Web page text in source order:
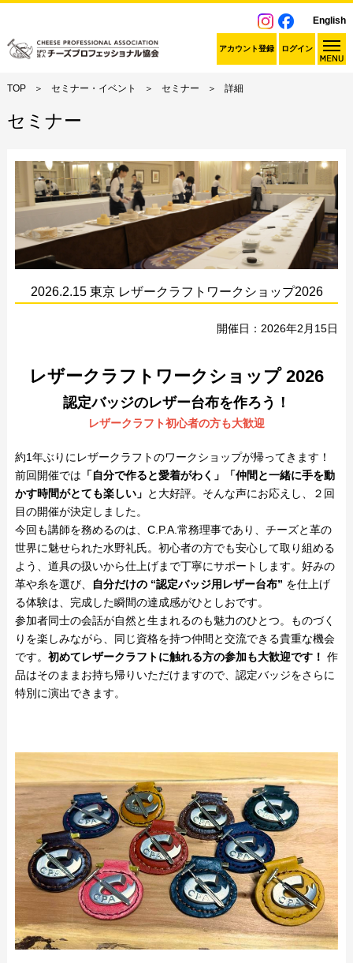
English
アカウント登録 ログイン
TOP セミナー・イベント セミナー 詳細
セミナー
2026.2.15 東京 レザークラフトワークショップ2026
開催日：2026年2月15日
レザークラフトワークショップ 2026
認定バッジのレザー台布を作ろう！
レザークラフト初心者の方も大歓迎
約1年ぶりにレザークラフトのワークショップが帰ってきます！
前回開催では 「自分で作ると愛着がわく」「仲間と一緒に手を動
かす時間がとても楽しい」 と大好評。そんな声にお応えし、２回
目の開催が決定しました。
今回も講師を務めるのは、C.P.A.常務理事であり、チーズと革の
世界に魅せられた水野礼氏。初心者の方でも安心して取り組める
よう、道具の扱いから仕上げまで丁寧にサポートします。好みの
革や糸を選び、
自分だけの “認定バッジ用レザー台布” を仕上げ
る体験は、完成した瞬間の達成感がひとしおです。
参加者同士の会話が自然と生まれるのも魅力のひとつ。ものづく
りを楽しみながら、同じ資格を持つ仲間と交流できる貴重な機会
です。 初めてレザークラフトに触れる方の参加も大歓迎です！ 作
品はそのままお持ち帰りいただけますので、認定バッジをさらに
特別に演出できます。